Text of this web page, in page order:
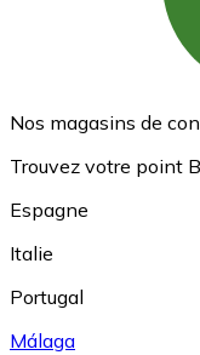
Nos magasins de
Trouvez votre point
Espagne
Italie
Portugal
Málaga